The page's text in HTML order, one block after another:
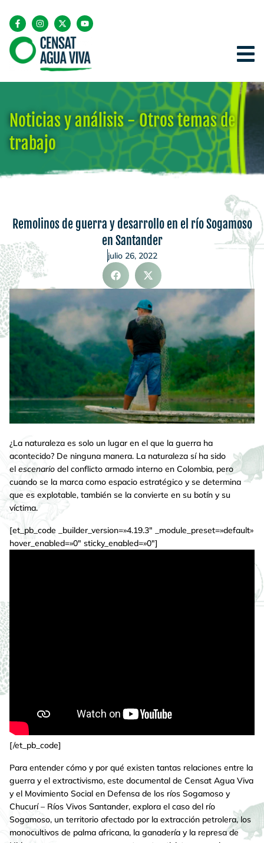
Noticias y análisis - Otros temas de
trabajo
Remolinos de guerra y desarrollo en el río Sogamoso
en Santander
julio 26, 2022
¿La naturaleza es solo un lugar en el que la guerra ha
acontecido? De ninguna manera. La naturaleza sí ha sido
el escenario del conflicto armado interno en Colombia, pero
cuando se la marca como espacio estratégico y se determina
que es explotable, también se la convierte en su botín y su
víctima.
[et_pb_code _builder_version=»4.19.3″ _module_preset=»default»
hover_enabled=»0″ sticky_enabled=»0″]
[/et_pb_code]
Para entender cómo y por qué existen tantas relaciones entre la
guerra y el extractivismo, este documental de Censat Agua Viva
y el Movimiento Social en Defensa de los ríos Sogamoso y
Chucurí – Ríos Vivos Santander, explora el caso del río
Sogamoso, un territorio afectado por la extracción petrolera, los
monocultivos de palma africana, la ganadería y la represa de